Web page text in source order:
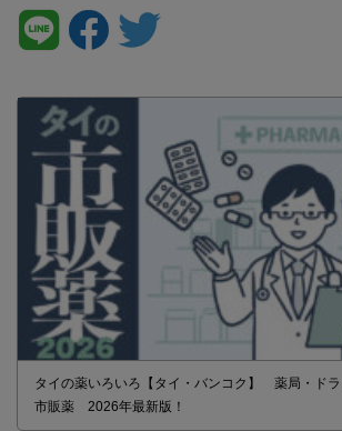
タイの薬いろいろ【タイ・バンコク】 薬局・ド
市販薬 2026年最新版！